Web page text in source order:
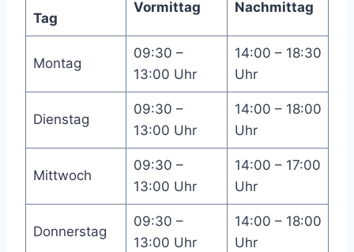
Tag
Vormittag Nachmittag
Montag
09:30 –
13:00 Uhr
14:00 – 18:30
Uhr
Dienstag
09:30 –
13:00 Uhr
14:00 – 18:00
Uhr
Mittwoch
09:30 –
13:00 Uhr
14:00 – 17:00
Uhr
Donnerstag
09:30 –
13:00 Uhr
14:00 – 18:00
Uhr